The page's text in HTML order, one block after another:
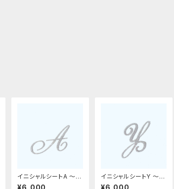
イニシャルシートA 〜革
デコ用フィット〜
イニシャルシートY 〜革
デコ用フィット〜